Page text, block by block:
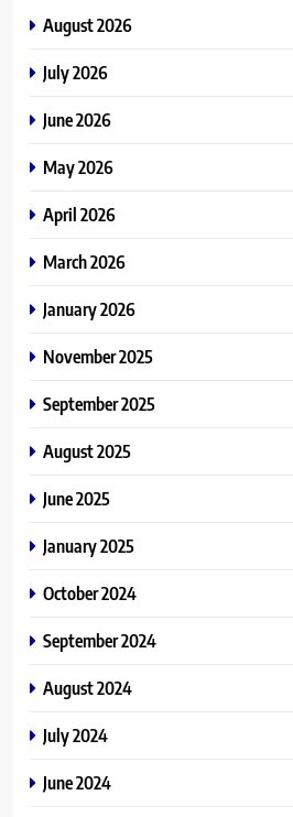
August 2026
July 2026
June 2026
May 2026
April 2026
March 2026
January 2026
November 2025
September 2025
August 2025
June 2025
January 2025
October 2024
September 2024
August 2024
July 2024
June 2024